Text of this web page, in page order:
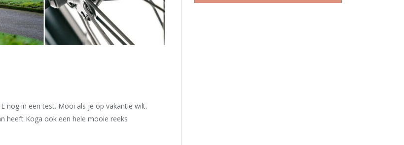
nog in een test. Mooi als je op vakantie wilt.
heeft Koga ook een hele mooie reeks